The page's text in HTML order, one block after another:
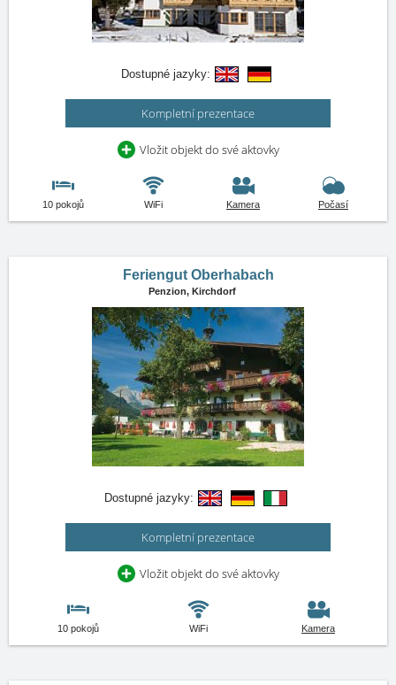
Dostupné jazyky:
Kompletní prezentace
Vložit objekt do své aktovky
10 pokojů WiFi Kamera Počasí
Feriengut Oberhabach
Penzion, Kirchdorf
Dostupné jazyky:
Kompletní prezentace
Vložit objekt do své aktovky
10 pokojů WiFi Kamera